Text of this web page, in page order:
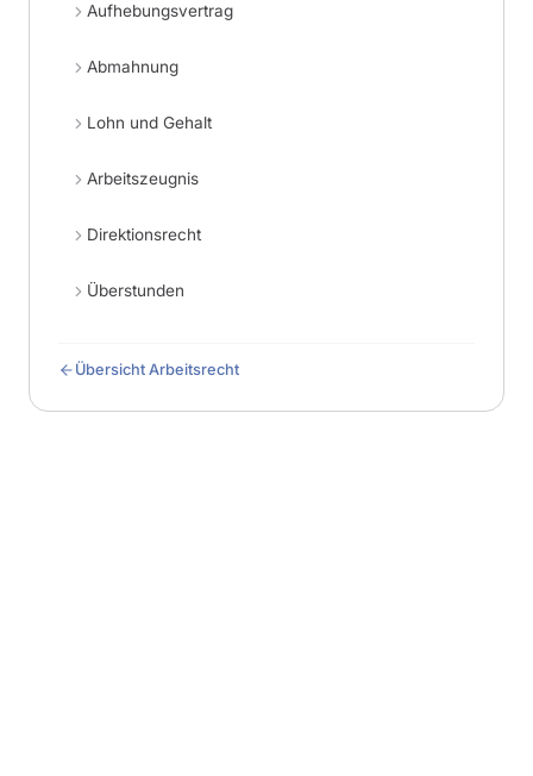
Aufhebungsvertrag
Abmahnung
Lohn und Gehalt
Arbeitszeugnis
Direktionsrecht
Überstunden
Übersicht Arbeitsrecht